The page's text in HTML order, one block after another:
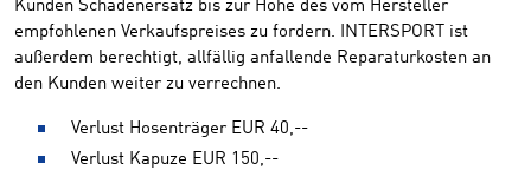
Kunden Schadenersatz bis zur Höhe des vom Hersteller
empfohlenen Verkaufspreises zu fordern. INTERSPORT ist
außerdem berechtigt, allfällig anfallende Reparaturkosten an
den Kunden weiter zu verrechnen.
Verlust Hosenträger EUR 40,--
Verlust Kapuze EUR 150,--